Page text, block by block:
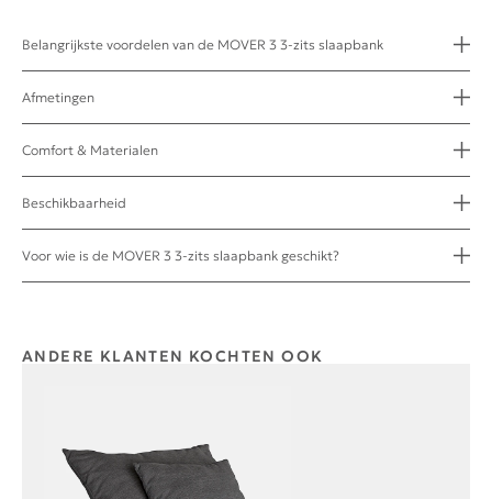
Belangrijkste voordelen van de MOVER 3 3-zits slaapbank
Afmetingen
Comfort & Materialen
Beschikbaarheid
Voor wie is de MOVER 3 3-zits slaapbank geschikt?
ANDERE KLANTEN KOCHTEN OOK